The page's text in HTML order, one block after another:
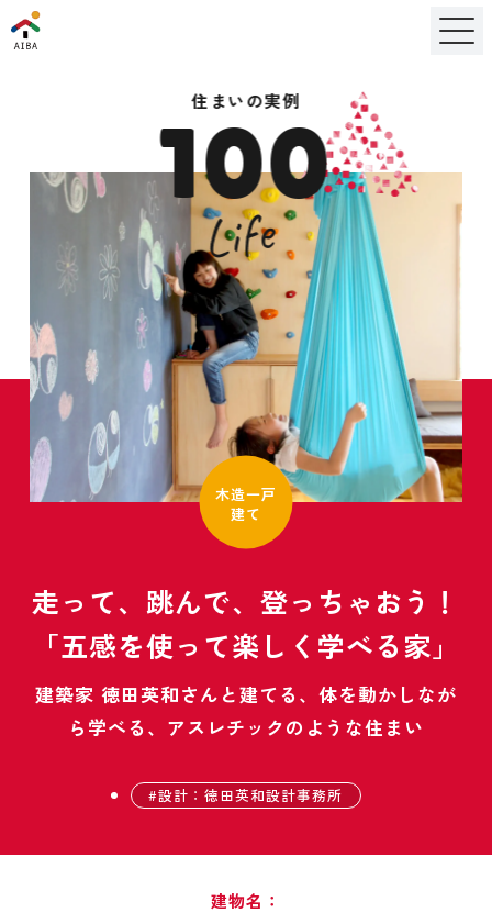
住まいの実例
100
Life
木造一戸
建て
走って、跳んで、登っちゃおう！
「五感を使って楽しく学べる家」
建築家 徳田英和さんと建てる、体を動かしなが
ら学べる、アスレチックのような住まい
設計：徳田英和設計事務所
建物名：